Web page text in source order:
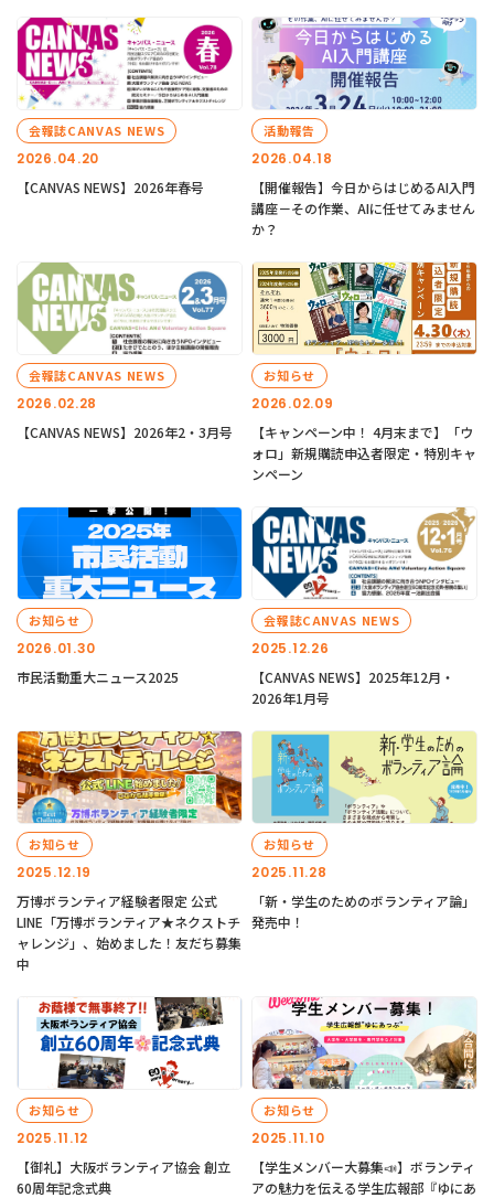
2026.04.20
会報誌CANVAS NEWS
【CANVAS NEWS】2026年春号
2026.04.18
活動報告
【開催報告】今日からはじめるAI入門
講座－その作業、AIに任せてみません
か？
2026.02.28
会報誌CANVAS NEWS
【CANVAS NEWS】2026年2・3月号
2026.02.09
お知らせ
【キャンペーン中！ 4月末まで】「ウ
ォロ」新規購読申込者限定・特別キャ
ンペーン
2026.01.30
お知らせ
市民活動重大ニュース2025
2025.12.26
会報誌CANVAS NEWS
【CANVAS NEWS】2025年12月・
2026年1月号
2025.12.19
お知らせ
万博ボランティア経験者限定 公式
LINE「万博ボランティア★ネクストチ
ャレンジ」、始めました！友だち募集
中
2025.11.28
お知らせ
「新・学生のためのボランティア論」
発売中！
2025.11.12
お知らせ
【御礼】大阪ボランティア協会 創立
60周年記念式典
2025.11.10
お知らせ
【学生メンバー大募集📣】ボランティ
アの魅力を伝える学生広報部『ゆにあ